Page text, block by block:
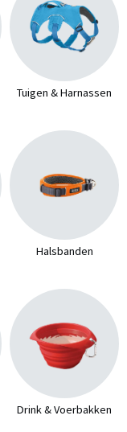
Tuigen & Harnassen
Halsbanden
Drink & Voerbakken